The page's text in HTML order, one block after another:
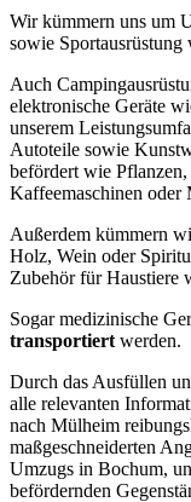
Wir kümmern uns um
sowie
Auch
elektronische Geräte
unserem
Autoteile sowie
befördert wie
Kaffeemaschinen oder
Außerdem kümmern
Holz, Wein oder
Zubehör für Haustiere
Sogar medizinische
transportiert werden.
Durch das Ausfüllen
alle relevanten
nach Mülheim
maßgeschneiderten
Umzugs in Bochum,
befördernden